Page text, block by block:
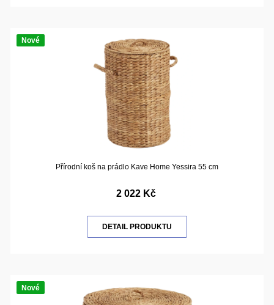
Nové
Přírodní koš na prádlo Kave Home Yessira 55 cm
2 022 Kč
DETAIL PRODUKTU
Nové